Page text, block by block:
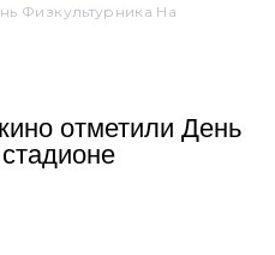
Физкультурника На
отметили День